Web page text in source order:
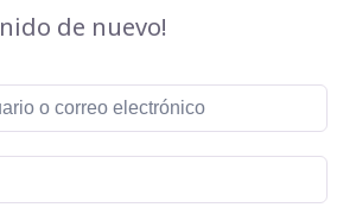
de nuevo!